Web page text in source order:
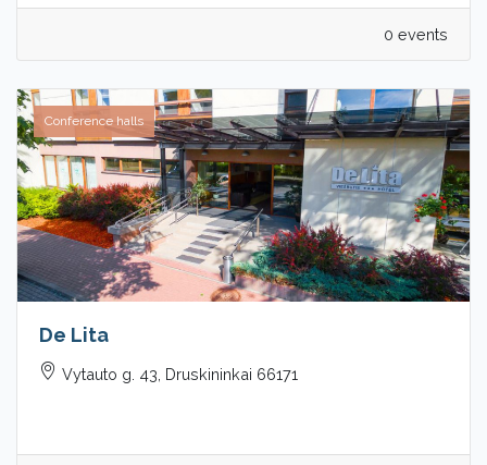
0 events
Conference halls
De Lita
Vytauto g. 43, Druskininkai 66171